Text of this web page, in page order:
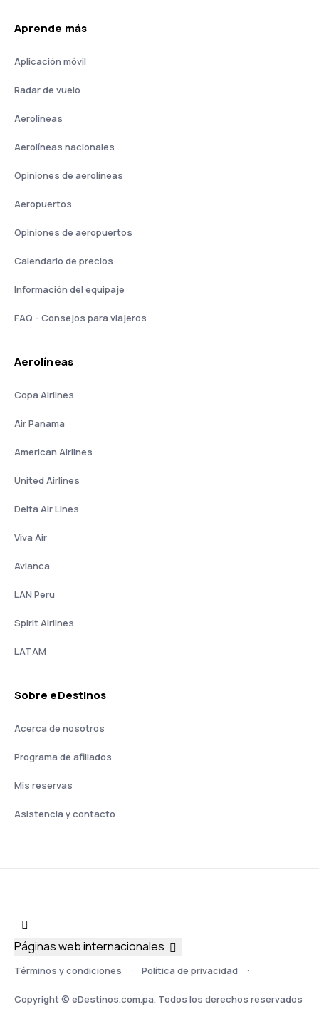
Aprende más
Aplicación móvil
Radar de vuelo
Aerolíneas
Aerolíneas nacionales
Opiniones de aerolíneas
Aeropuertos
Opiniones de aeropuertos
Calendario de precios
Información del equipaje
FAQ - Consejos para viajeros
Aerolíneas
Copa Airlines
Air Panama
American Airlines
United Airlines
Delta Air Lines
Viva Air
Avianca
LAN Peru
Spirit Airlines
LATAM
Sobre eDestinos
Acerca de nosotros
Programa de afiliados
Mis reservas
Asistencia y contacto
Términos y condiciones Política de privacidad
Copyright © eDestinos.com.pa. Todos los derechos reservados
Páginas web internacionales